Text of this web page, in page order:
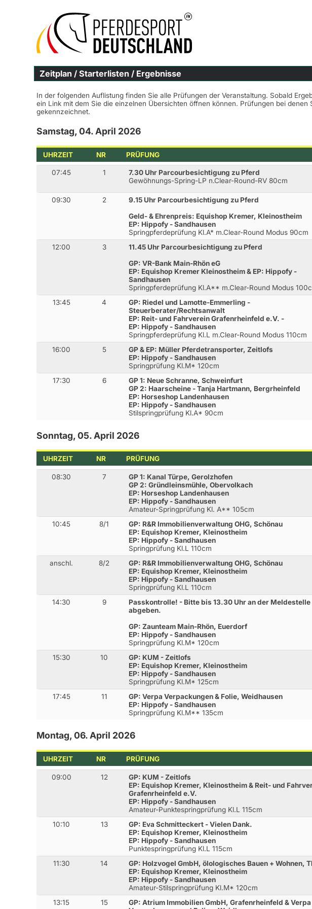
Zeitplan / Starterlisten / Ergebnisse
In der folgenden Auflistung finden Sie alle Prüfungen der Veranstaltung. Sobald
ein Link mit dem Sie die einzelnen Übersichten öffnen können. Prüfungen bei
gekennzeichnet.
Samstag, 04. April 2026
UHRZEIT NR PRÜFUNG
07:45 1
7.30 Uhr Parcourbesichtigung zu Pferd
Gewöhnungs-Spring-LP n.Clear-Round-RV 80cm
09:30 2
9.15 Uhr Parcourbesichtigung zu Pferd
Geld- & Ehrenpreis: Equishop Kremer, Kleinostheim
EP: Hippofy - Sandhausen
Springpferdeprüfung Kl.A* m.Clear-Round Modus 90cm
12:00 3
11.45 Uhr Parcourbesichtigung zu Pferd
GP: VR-Bank Main-Rhön eG
EP: Equishop Kremer Kleinostheim & EP: Hippofy -
Sandhausen
Springpferdeprüfung Kl.A** m.Clear-Round Modus
13:45 4
GP: Riedel und Lamotte-Emmerling -
Steuerberater/Rechtsanwalt
EP: Reit- und Fahrverein Grafenrheinfeld e.V. -
EP: Hippofy - Sandhausen
Springpferdeprüfung Kl.L m.Clear-Round Modus 110cm
16:00 5
GP & EP: Müller Pferdetransporter, Zeitlofs
EP: Hippofy - Sandhausen
Springprüfung Kl.M* 120cm
17:30 6
GP 1: Neue Schranne, Schweinfurt
GP 2: Haarscheine - Tanja Hartmann, Bergrheinfeld
EP: Horseshop Landenhausen
EP: Hippofy - Sandhausen
Stilspringprüfung Kl.A* 90cm
Sonntag, 05. April 2026
UHRZEIT NR PRÜFUNG
08:30 7
GP 1: Kanal Türpe, Gerolzhofen
GP 2: Gründleinsmühle, Obervolkach
EP: Horseshop Landenhausen
EP: Hippofy - Sandhausen
Amateur-Springprüfung Kl. A** 105cm
10:45 8/1
GP: R&R Immobilienverwaltung OHG, Schönau
EP: Equishop Kremer, Kleinostheim
EP: Hippofy - Sandhausen
Springprüfung Kl.L 110cm
anschl. 8/2
GP: R&R Immobilienverwaltung OHG, Schönau
EP: Equishop Kremer, Kleinostheim
EP: Hippofy - Sandhausen
Springprüfung Kl.L 110cm
14:30 9
Passkontrolle! - Bitte bis 13.30 Uhr an der Meldestelle
abgeben.
GP: Zaunteam Main-Rhön, Euerdorf
EP: Hippofy - Sandhausen
Springprüfung Kl.M* 120cm
15:30 10
GP: KUM - Zeitlofs
EP: Equishop Kremer, Kleinostheim
EP: Hippofy - Sandhausen
Springprüfung Kl.M* 125cm
17:45 11
GP: Verpa Verpackungen & Folie, Weidhausen
EP: Hippofy - Sandhausen
Springprüfung Kl.M** 135cm
Montag, 06. April 2026
UHRZEIT NR PRÜFUNG
09:00 12
GP: KUM - Zeitlofs
EP: Equishop Kremer, Kleinostheim & Reit- und
Grafenrheinfeld e.V.
EP: Hippofy - Sandhausen
Amateur-Punktespringprüfung Kl.L 115cm
10:10 13
GP: Eva Schmitteckert - Vielen Dank.
EP: Equishop Kremer, Kleinostheim
EP: Hippofy - Sandhausen
Punktespringprüfung Kl.L 115cm
11:30 14
GP: Holzvogel GmbH, ölologisches Bauen + Wohnen,
EP: Equishop Kremer, Kleinostheim
EP: Hippofy - Sandhausen
Amateur-Stilspringprüfung Kl.M* 120cm
13:15 15
GP: Atrium Immobilien GmbH, Grafenrheinfeld & Verpa